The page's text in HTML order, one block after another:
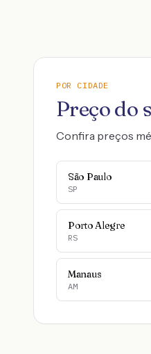
POR CIDADE
Preço do
Confira preços
São Paulo
SP
Porto Alegre
RS
Manaus
AM